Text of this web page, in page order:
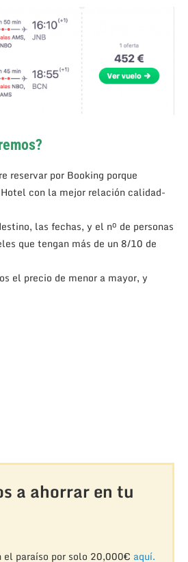
reservar por Booking porque
con la mejor relación calidad-
las fechas, y el nº de personas
que tengan más de un 8/10 de
el precio de menor a mayor, y
a ahorrar en tu
el paraíso por solo 20,000€ aquí.